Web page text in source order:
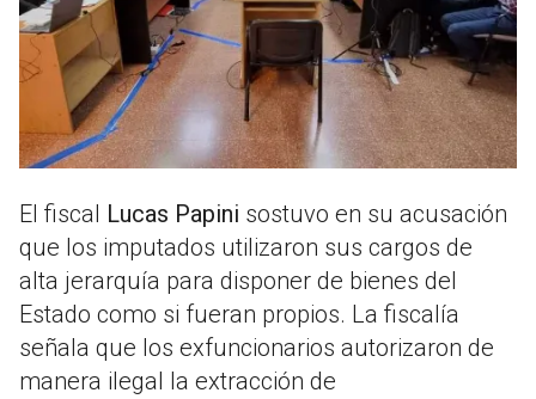
El fiscal Lucas Papini sostuvo en su acusación
que los imputados utilizaron sus cargos de
alta jerarquía para disponer de bienes del
Estado como si fueran propios. La fiscalía
señala que los exfuncionarios autorizaron de
manera ilegal la extracción de